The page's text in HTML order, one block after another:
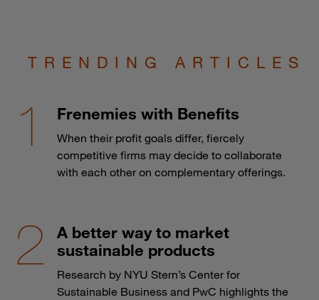
TRENDING ARTICLES
Frenemies with Benefits
When their profit goals differ, fiercely
competitive firms may decide to collaborate
with each other on complementary offerings.
A better way to market
sustainable products
Research by NYU Stern’s Center for
Sustainable Business and PwC highlights the